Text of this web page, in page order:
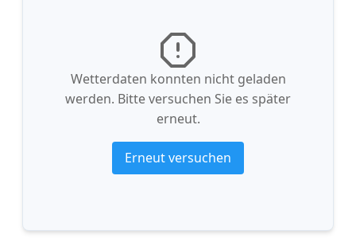
Wetterdaten konnten nicht geladen
werden. Bitte versuchen Sie es später
erneut.
Erneut versuchen